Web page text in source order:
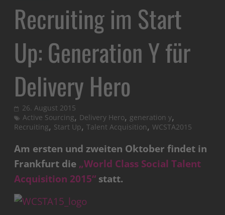
Recruiting im Start
Up: Generation Y für
Delivery Hero
26. August 2015
Active Sourcing, Delivery Hero, generation y,
Recruiting, Start Up,Talent Acquisition,WCSTA2015
Am ersten und zweiten Oktober findet in
Frankfurt die „World Class Social Talent
Acquisition 2015“ statt.